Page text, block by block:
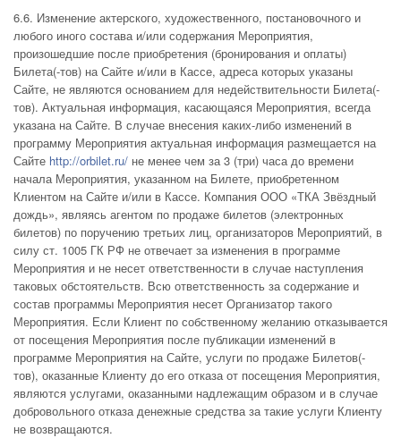
6.6. Изменение актерского, художественного, постановочного и
любого иного состава и/или содержания Мероприятия,
произошедшие после приобретения (бронирования и оплаты)
Билета(-тов) на Сайте и/или в Кассе, адреса которых указаны
Сайте, не являются основанием для недействительности Билета(-
тов). Актуальная информация, касающаяся Мероприятия, всегда
указана на Сайте. В случае внесения каких-либо изменений в
программу Мероприятия актуальная информация размещается на
Сайте http://orbilet.ru/ не менее чем за 3 (три) часа до времени
начала Мероприятия, указанном на Билете, приобретенном
Клиентом на Сайте и/или в Кассе. Компания ООО «ТКА Звёздный
дождь», являясь агентом по продаже билетов (электронных
билетов) по поручению третьих лиц, организаторов Мероприятий, в
силу ст. 1005 ГК РФ не отвечает за изменения в программе
Мероприятия и не несет ответственности в случае наступления
таковых обстоятельств. Всю ответственность за содержание и
состав программы Мероприятия несет Организатор такого
Мероприятия. Если Клиент по собственному желанию отказывается
от посещения Мероприятия после публикации изменений в
программе Мероприятия на Сайте, услуги по продаже Билетов(-
тов), оказанные Клиенту до его отказа от посещения Мероприятия,
являются услугами, оказанными надлежащим образом и в случае
добровольного отказа денежные средства за такие услуги Клиенту
не возвращаются.